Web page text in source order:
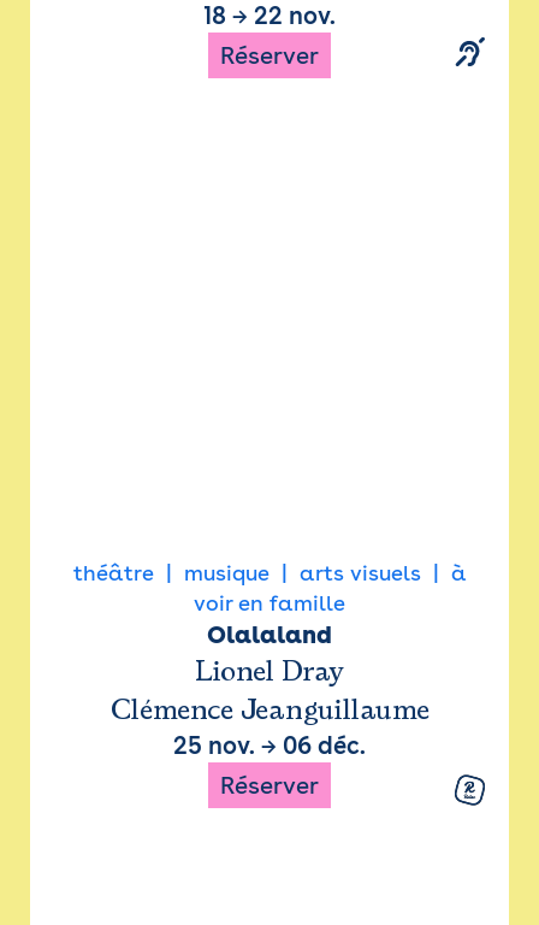
18 → 22 nov.
Réserver
théâtre musique arts visuels
à
voir en famille
Olalaland
Lionel Dray
Clémence Jeanguillaume
25 nov. → 06 déc.
Réserver